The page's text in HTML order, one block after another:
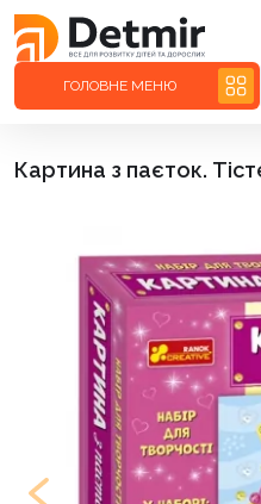
ГОЛОВНЕ МЕНЮ
Картина з паєток.